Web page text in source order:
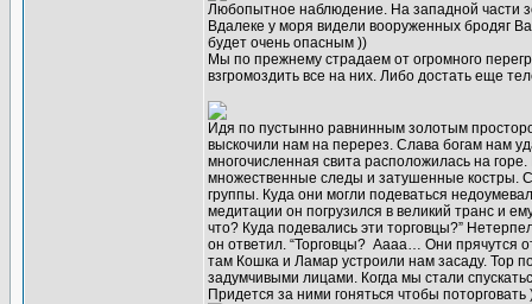
Любопытное наблюдение. На западной части
Вдалеке у моря видели вооруженных бродяг
будет очень опасным ))
Мы по прежнему страдаем от огромного
взгромоздить все на них. Либо достать еще
Идя по пустынно равнинным золотым
выскочили нам на перерез. Слава богам нам
многочисленная свита расположилась на
множественные следы и затушенные костры.
группы. Куда они могли подеваться
медитации он погрузился в великий транс и
что? Куда подевались эти торговцы?”
он ответил. “Торговцы? Аааа… Они прячутся
там Кошка и Ламар устроили нам засаду. Тор
задумчивыми лицами. Когда мы стали
Придется за ними гоняться чтобы поторговать